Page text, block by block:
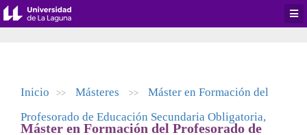
Inicio >> Másteres >>
Máster en Formación del
Profesorado de Educación Secundaria Obligatoria,
Máster en Formación del Profesorado de